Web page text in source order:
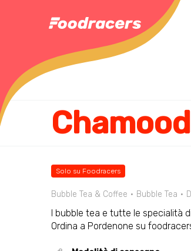
Solo su Foodracers
Bubble Tea & Coffee Bubble Tea
I bubble tea e tutte le specialità
Ordina a Pordenone su